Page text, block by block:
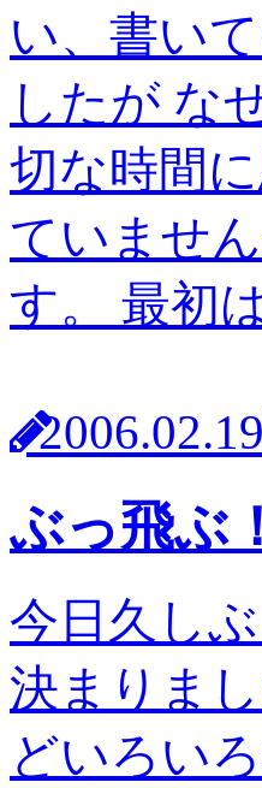
い、書い
したが な
切な時間
ていませ
す。 最初
2006.02.19
ぶっ飛ぶ！
今日久し
決まりま
どいろい